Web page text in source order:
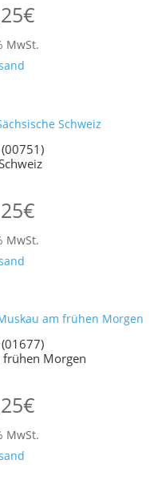
€
MwSt.
€
MwSt.
frühen Morgen
€
MwSt.